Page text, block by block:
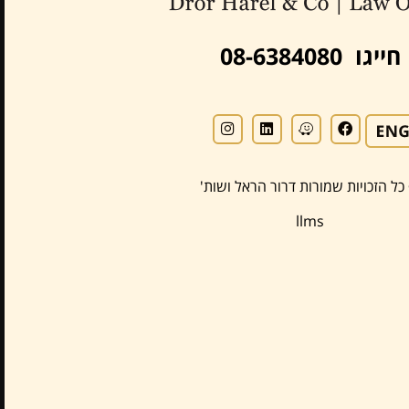
חייגו 08-6384080
הזכויות שמורות דרור הראל ושות'
llms